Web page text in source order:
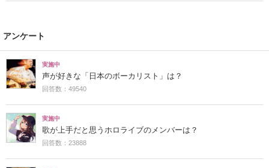
アンケート
実施中
声が好きな「日本のボーカリスト」は？
回答数：49540
実施中
歌が上手だと思うホロライブのメンバーは？
回答数：23888